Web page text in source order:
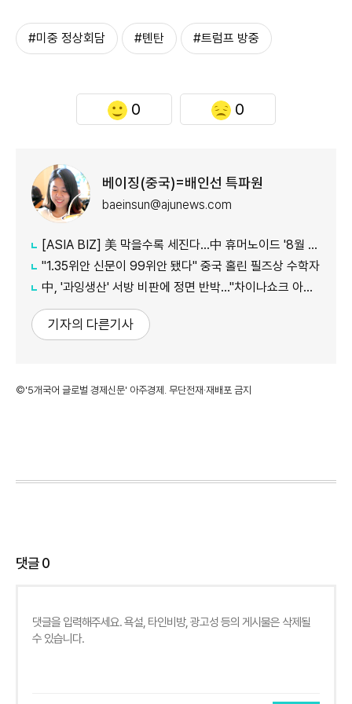
#미중 정상회담 #톈탄 #트럼프 방중
0 0
베이징(중국)=배인선 특파원
baeinsun@ajunews.com
[ASIA BIZ] 美 막을수록 세진다…中 휴머노이드 '8월 대공세'
"1.35위안 신문이 99위안 됐다" 중국 홀린 필즈상 수학자
中, '과잉생산' 서방 비판에 정면 반박…"차이나쇼크 아닌 기회"
기자의 다른기사
©'5개국어 글로벌 경제신문' 아주경제. 무단전재·재배포 금지
댓글0